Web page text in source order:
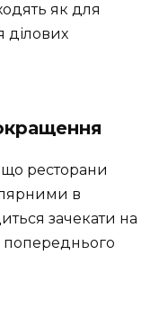
як для
ділових
що ресторани
в
зачекати на
попереднього